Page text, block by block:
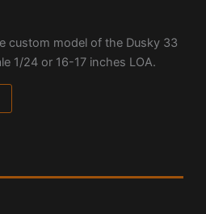
custom model of the Dusky 33
1/24 or 16-17 inches LOA.